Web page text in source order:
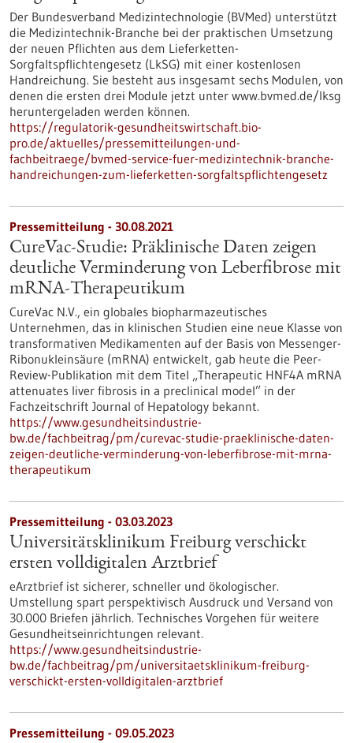
Der Bundesverband Medizintechnologie (BVMed) unterstützt
die Medizintechnik-Branche bei der praktischen Umsetzung
der neuen Pflichten aus dem Lieferketten-
Sorgfaltspflichtengesetz (LkSG) mit einer kostenlosen
Handreichung. Sie besteht aus insgesamt sechs Modulen, von
denen die ersten drei Module jetzt unter www.bvmed.de/lksg
heruntergeladen werden können.
https://regulatorik-gesundheitswirtschaft.bio-
pro.de/aktuelles/pressemitteilungen-und-
fachbeitraege/bvmed-service-fuer-medizintechnik-branche-
handreichungen-zum-lieferketten-sorgfaltspflichtengesetz
Pressemitteilung - 30.08.2021
CureVac-Studie: Präklinische Daten zeigen
deutliche Verminderung von Leberfibrose mit
mRNA-Therapeutikum
CureVac N.V., ein globales biopharmazeutisches
Unternehmen, das in klinischen Studien eine neue Klasse von
transformativen Medikamenten auf der Basis von Messenger-
Ribonukleinsäure (mRNA) entwickelt, gab heute die Peer-
Review-Publikation mit dem Titel „Therapeutic HNF4A mRNA
attenuates liver fibrosis in a preclinical model” in der
Fachzeitschrift Journal of Hepatology bekannt.
https://www.gesundheitsindustrie-
bw.de/fachbeitrag/pm/curevac-studie-praeklinische-daten-
zeigen-deutliche-verminderung-von-leberfibrose-mit-mrna-
therapeutikum
Pressemitteilung - 03.03.2023
Universitätsklinikum Freiburg verschickt
ersten volldigitalen Arztbrief
eArztbrief ist sicherer, schneller und ökologischer.
Umstellung spart perspektivisch Ausdruck und Versand von
30.000 Briefen jährlich. Technisches Vorgehen für weitere
Gesundheitseinrichtungen relevant.
https://www.gesundheitsindustrie-
bw.de/fachbeitrag/pm/universitaetsklinikum-freiburg-
verschickt-ersten-volldigitalen-arztbrief
Pressemitteilung - 09.05.2023